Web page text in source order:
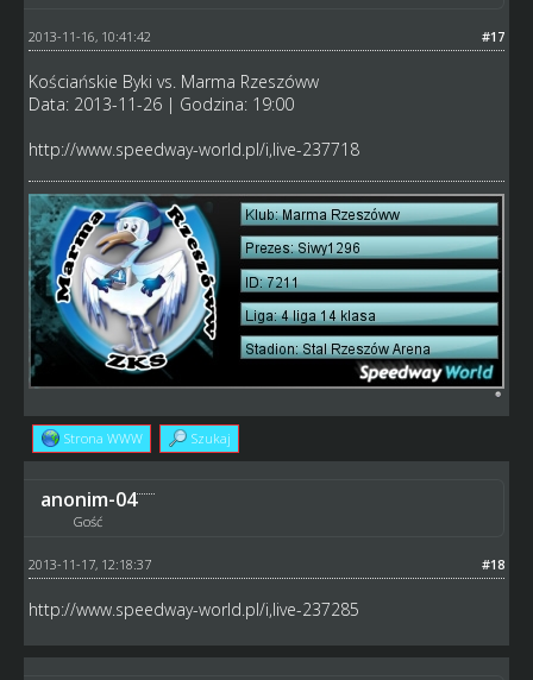
#17
2013-11-16, 10:41:42
Kościańskie Byki vs. Marma Rzeszóww
Data: 2013-11-26 | Godzina: 19:00
http://www.speedway-world.pl/i,live-237718
Strona WWW Szukaj
anonim-04
Gość
#18
2013-11-17, 12:18:37
http://www.speedway-world.pl/i,live-237285